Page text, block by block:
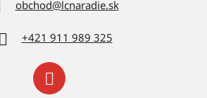
obchod@lcnaradie.sk
+421 911 989 325